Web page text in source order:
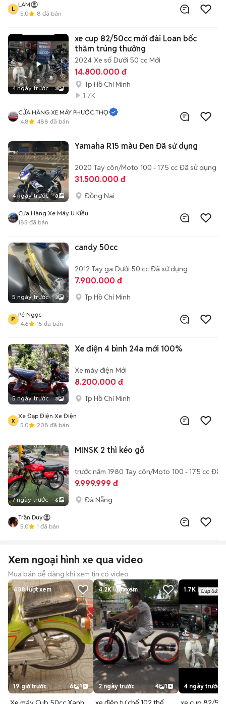
L
LAM
5.0
8 đã bán
4 ngày trước 3
xe cup 82/50cc mới đài Loan bốc
thăm trúng thưởng
2024 Xe số Dưới 50 cc Mới
14.800.000 đ
Tp Hồ Chí Minh
1.7K
CỬA HÀNG XE MÁY PHƯỚC THỌ
4.8
488 đã bán
4 ngày trước 8
Yamaha R15 màu Đen Đã sử dụng
2020 Tay côn/Moto 100 - 175 cc Đã sử dụng
31.500.000 đ
Đồng Nai
Cửa Hàng Xe Máy U Kiều
185 đã bán
5 ngày trước 3
candy 50cc
2012 Tay ga Dưới 50 cc Đã sử dụng
7.900.000 đ
Tp Hồ Chí Minh
P
Pé Ngọc
4.6
15 đã bán
5 ngày trước 3
Xe điện 4 bình 24a mới 100%
Xe máy điện Mới
8.200.000 đ
Tp Hồ Chí Minh
x
Xe Đạp Điện Xe Điện
5.0
208 đã bán
7 ngày trước 6
MINSK 2 thì kéo gỗ
trước năm 1980 Tay côn/Moto 100 - 175 cc Đã
9.999.999 đ
Đà Nẵng
Trần Duy
5.0
1 đã bán
Xem ngoại hình xe qua video
Mua bán dễ dàng khi xem tin có video
408lượt xem
19 giờ trước 6 1
4.2Klượt xem
2 ngày trước 4 1
1.7K lượt xem
4 ngày trước